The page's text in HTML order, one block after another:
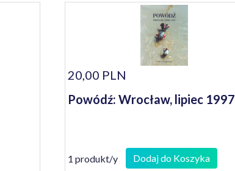
20,00 PLN
Powódź: Wrocław, lipiec 1997
1 produkt/y Dodaj do Koszyka